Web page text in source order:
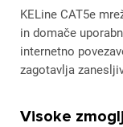
KELine CAT5e
in domače
internetno
zagotavlja
Visoke